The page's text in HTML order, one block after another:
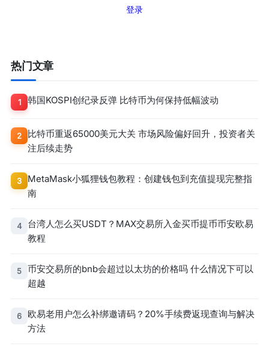
登录
热门文章
1 韩国KOSPI创纪录反弹 比特币为何保持低幅波动
2
比特币重返65000美元大关 市场风险偏好回升，投资者关
注后续走势
3
MetaMask小狐狸钱包教程：创建钱包到充值提现完整指
南
4
台湾人怎么买USDT？MAX交易所入金买币提币币安欧易
教程
5
币安交易所的bnb会超过以太坊的价格吗 什么情况下可以
超越
6
欧易老用户怎么补绑邀请码？20%手续费返现查询与解决
方法